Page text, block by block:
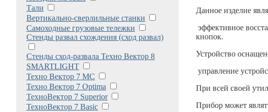
Тали
Вертикально-сверлильные станки
Самоходные грузовые тележки
Стенды развал схождения (сход развал)
Стенды сход-развала Техно Вектор 8
SMARTLIGHT
Техно Вектор 7 МС
Техно Вектор 7 Optima
ТехноВектор 7 Superior
ТехноВектор 7 Basic
Данное изделие
эффективное
кнопок.
Устройство
управление
При всей своей
Прибор может